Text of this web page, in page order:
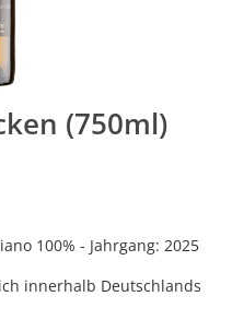
(750ml)
100% - Jahrgang: 2025
innerhalb Deutschlands